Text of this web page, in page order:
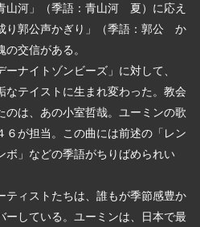
山河」（季語：青山河 夏）に応え
り郭公声かぎり」（季語：郭公 か
交信がある。
ナイトゾンビーズ」に対して、
なテイストに生まれ変わった。教会
のは、あの小室哲哉。ユーミンの歌
６が担当。この曲には前述の「レン
ボ」などの季語がちりばめられい
ィストたちは、誰もが季節感豊か
ーしている。ユーミンは、日本で最